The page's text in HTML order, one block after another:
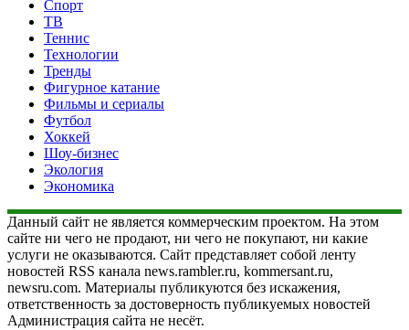
Спорт
ТВ
Теннис
Технологии
Тренды
Фигурное катание
Фильмы и сериалы
Футбол
Хоккей
Шоу-бизнес
Экология
Экономика
Данный сайт не является коммерческим проектом. На этом
сайте ни чего не продают, ни чего не покупают, ни какие
услуги не оказываются. Сайт представляет собой ленту
новостей RSS канала news.rambler.ru, kommersant.ru,
newsru.com. Материалы публикуются без искажения,
ответственность за достоверность публикуемых новостей
Администрация сайта не несёт.